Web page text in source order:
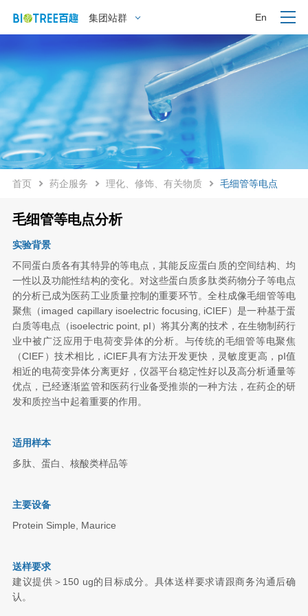
集团站群 En
首页 药企服务 理化、修饰、有关物质 毛细管等电点
毛细管等电点分析
实验背景
不同蛋白质各有其特异的等电点，其能反应蛋白质的空间结构、均
一性以及功能性结构的变化。对这些蛋白质多肽类药物分子等电点
的分析已成为医药工业质量控制的重要环节。全柱成像毛细管等电
聚焦 （imaged capillary isoelectric focusing, iCIEF）是一种基于蛋
白质等电点（isoelectric point, pI）将其分离的技术，在生物制药行
业中被广泛应用于电荷变异体的分析。与传统的毛细管等电聚焦
（CIEF）技术相比，iCIEF具有方法开发更快，灵敏度更高，pI值
相近的电荷变异体分离更好，仪器平台稳定性好以及高分析通量等
优点，已经逐渐监管和医药行业备受推崇的一种方法，在药企的研
发和质控当中起着重要的作用。
适用样本
多肽、蛋白、核酸类样品等
主要设备
Protein Simple, Maurice
送样要求
建议提供＞150 ug的目标成分。具体送样要求请跟商务沟通后确
认。